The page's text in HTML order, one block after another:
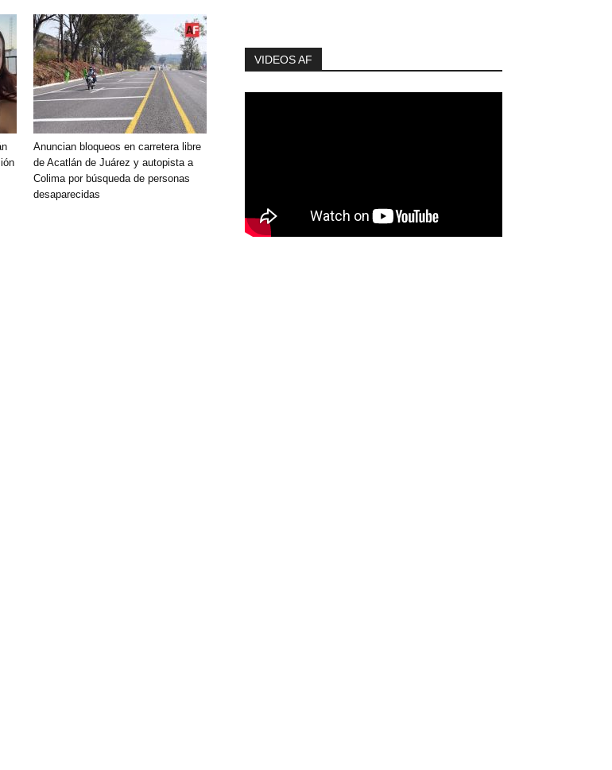
Anuncian bloqueos en carretera libre
de Acatlán de Juárez y autopista a
Colima por búsqueda de personas
desaparecidas
VIDEOS AF